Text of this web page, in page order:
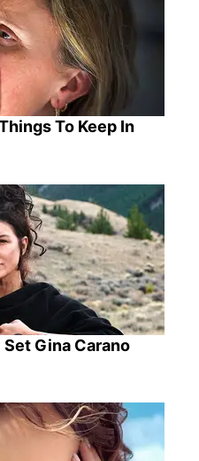
To Keep In
Gina Carano